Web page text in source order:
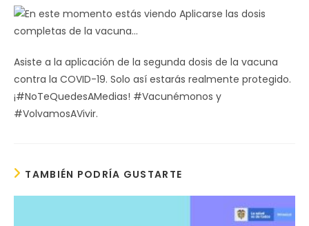
entrada:
Asiste a la aplicación de la segunda dosis de la vacuna
contra la COVID-19. Solo así estarás realmente protegido.
¡#NoTeQuedesAMedias! #Vacunémonos y
#VolvamosAVivir.
TAMBIÉN PODRÍA GUSTARTE